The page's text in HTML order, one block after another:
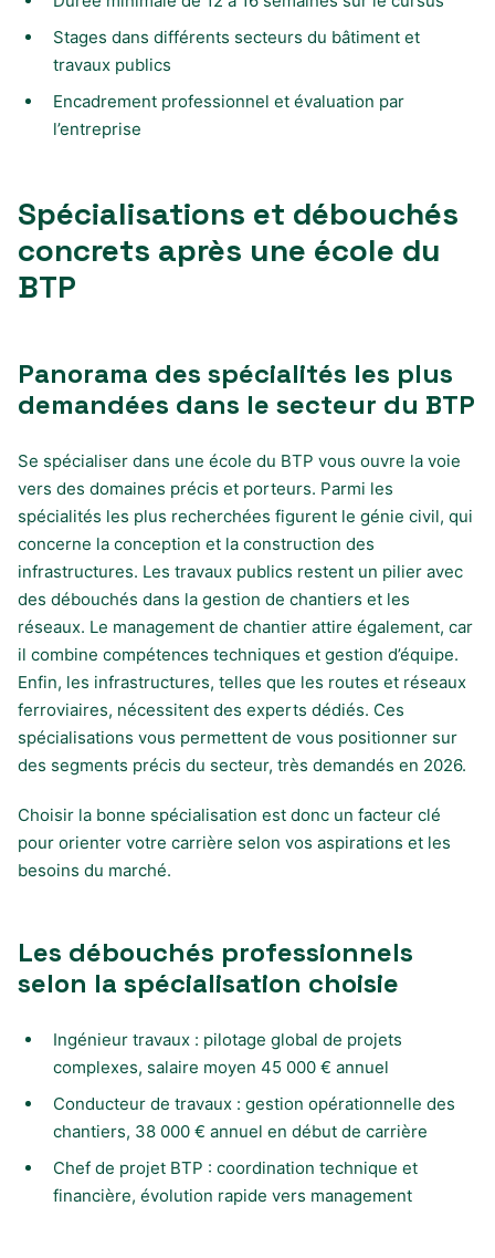
Stages dans différents secteurs du bâtiment et
travaux publics
Encadrement professionnel et évaluation par
l’entreprise
Spécialisations et débouchés
concrets après une école du
BTP
Panorama des spécialités les plus
demandées dans le secteur du BTP
Se spécialiser dans une école du BTP vous ouvre la voie
vers des domaines précis et porteurs. Parmi les
spécialités les plus recherchées figurent le génie civil, qui
concerne la conception et la construction des
infrastructures. Les travaux publics restent un pilier avec
des débouchés dans la gestion de chantiers et les
réseaux. Le management de chantier attire également, car
il combine compétences techniques et gestion d’équipe.
Enfin, les infrastructures, telles que les routes et réseaux
ferroviaires, nécessitent des experts dédiés. Ces
spécialisations vous permettent de vous positionner sur
des segments précis du secteur, très demandés en 2026.
Choisir la bonne spécialisation est donc un facteur clé
pour orienter votre carrière selon vos aspirations et les
besoins du marché.
Les débouchés professionnels
selon la spécialisation choisie
Ingénieur travaux : pilotage global de projets
complexes, salaire moyen 45 000 € annuel
Conducteur de travaux : gestion opérationnelle des
chantiers, 38 000 € annuel en début de carrière
Chef de projet BTP : coordination technique et
financière, évolution rapide vers management